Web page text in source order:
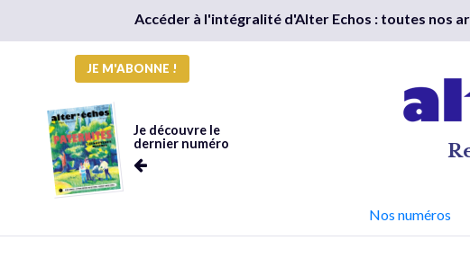
Accéder à l'intégralité d'Alter Echos : toutes nos
JE M'ABONNE !
Je découvre le
dernier numéro
Nos numéros